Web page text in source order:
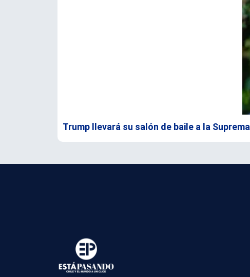
Trump llevará su salón de baile a la Suprema